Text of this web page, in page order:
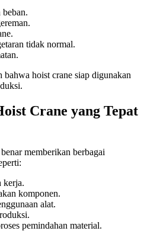
tidak normal.
hoist crane siap digunakan
Crane yang Tepat
memberikan berbagai
kerja.
komponen.
alat.
pemindahan material.